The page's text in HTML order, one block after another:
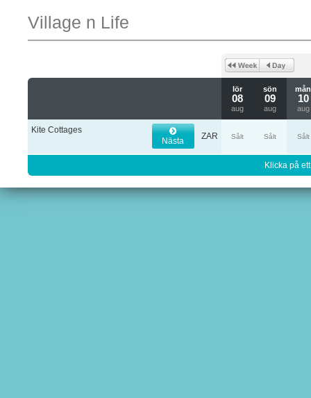
Village n Life
lör
08
aug
sön
09
aug
mån
10
aug
Kite Cottages
Nästa
ZAR Sålt Sålt Sålt
Klicka på